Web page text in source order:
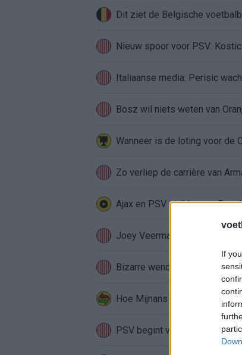
If
Dit ziet de Belgische
Nieuw spoor voor PSV:
Italiaanse media: Perisic
Bosz wil niets weten van
Zo verliep de carrière van
Ajax en PSV strijden om
Joey Veerman verkoopt
Bizarre wending bij PSV:
Hoe Mijnans past in de PSV-
PSV begint voorbereiding